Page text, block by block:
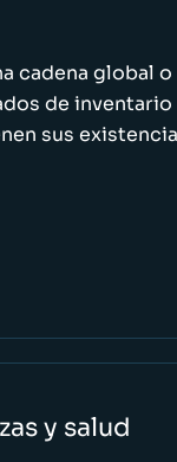
cadena global
de
sus
y salud